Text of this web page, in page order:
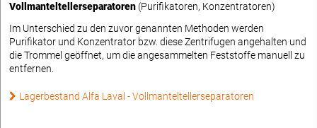
Vollmanteltellerseparatoren (Purifikatoren, Konzentratoren)
Im Unterschied zu den zuvor genannten Methoden werden
Purifikator und Konzentrator bzw. diese Zentrifugen angehalten und
die Trommel geöffnet, um die angesammelten Feststoffe manuell zu
entfernen.
Lagerbestand Alfa Laval - Vollmanteltellerseparatoren